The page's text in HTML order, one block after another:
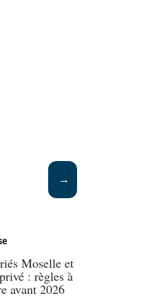
Moselle et
: règles à
avant 2026